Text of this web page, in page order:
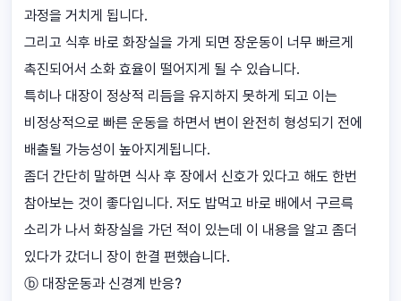
과정을 거치게 됩니다.
그리고 식후 바로 화장실을 가게 되면 장운동이 너무 빠르게
촉진되어서 소화 효율이 떨어지게 될 수 있습니다.
특히나 대장이 정상적 리듬을 유지하지 못하게 되고 이는
비정상적으로 빠른 운동을 하면서 변이 완전히 형성되기 전에
배출될 가능성이 높아지게됩니다.
좀더 간단히 말하면 식사 후 장에서 신호가 있다고 해도 한번
참아보는 것이 좋다입니다. 저도 밥먹고 바로 배에서 구르륵
소리가 나서 화장실을 가던 적이 있는데 이 내용을 알고 좀더
있다가 갔더니 장이 한결 편했습니다.
ⓑ 대장운동과 신경계 반응?